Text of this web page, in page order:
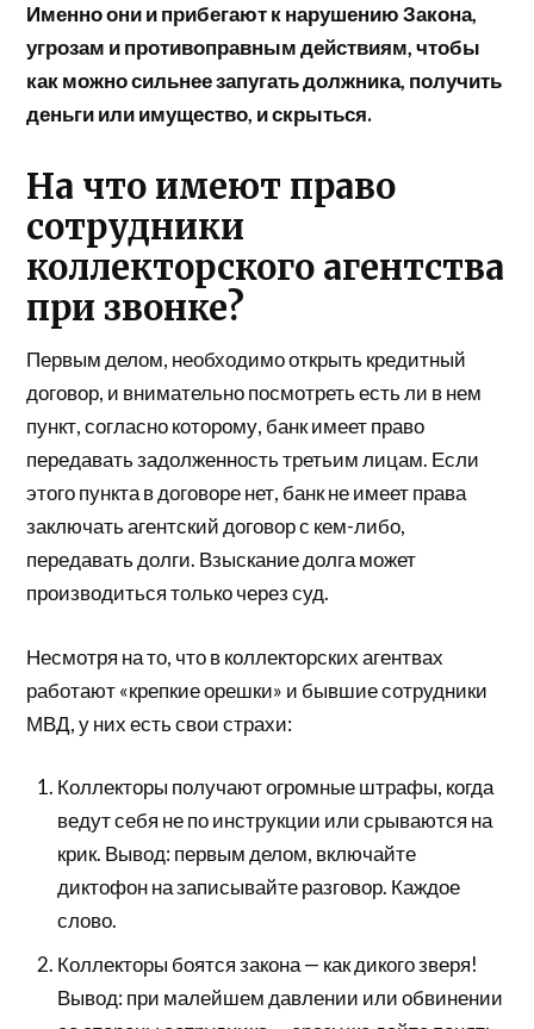
Именно они и прибегают к нарушению Закона,
угрозам и противоправным действиям, чтобы
как можно сильнее запугать должника, получить
деньги или имущество, и скрыться.
На что имеют право
сотрудники
коллекторского агентства
при звонке?
Первым делом, необходимо открыть кредитный
договор, и внимательно посмотреть есть ли в нем
пункт, согласно которому, банк имеет право
передавать задолженность третьим лицам. Если
этого пункта в договоре нет, банк не имеет права
заключать агентский договор с кем-либо,
передавать долги. Взыскание долга может
производиться только через суд.
Несмотря на то, что в коллекторских агентвах
работают «крепкие орешки» и бывшие сотрудники
МВД, у них есть свои страхи:
Коллекторы получают огромные штрафы, когда
ведут себя не по инструкции или срываются на
крик. Вывод: первым делом, включайте
диктофон на записывайте разговор. Каждое
слово.
Коллекторы боятся закона — как дикого зверя!
Вывод: при малейшем давлении или обвинении